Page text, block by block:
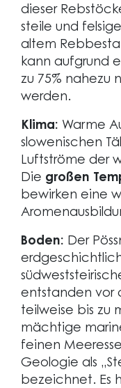
dieser
steile und
altem
kann aufgrund
zu 75% nahezu
werden.
Klima: Warme
slowenischen
Luftströme der
Die großen
bewirken eine
Boden: Der
entstanden vor
teilweise bis zu
mächtige
feinen
Geologie als
bezeichnet. Es